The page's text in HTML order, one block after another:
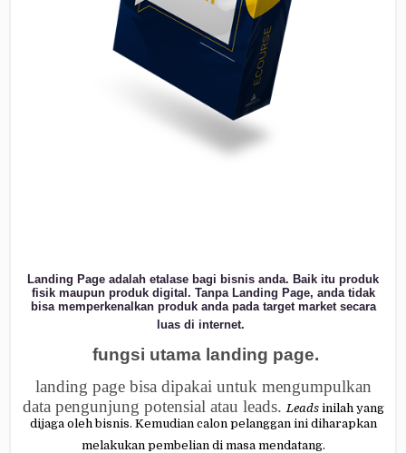
Landing Page adalah etalase bagi bisnis anda. Baik itu produk
fisik maupun produk digital. Tanpa Landing Page, anda tidak
bisa memperkenalkan produk anda pada target market secara
luas di internet.
fungsi utama landing page.
landing page bisa dipakai untuk mengumpulkan
data pengunjung potensial atau leads. Leads inilah yang
dijaga oleh bisnis. Kemudian calon pelanggan ini diharapkan
melakukan pembelian di masa mendatang.